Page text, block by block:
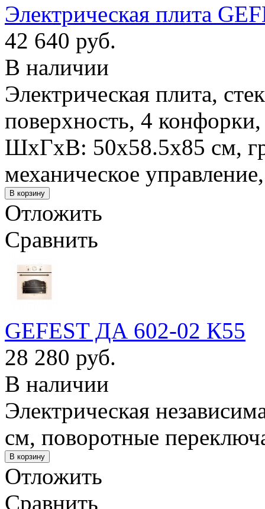
Электрическая плита
42 640 руб.
В наличии
Электрическая плита,
поверхность, 4 конфорки,
ШхГхВ: 50x58.5x85 см,
механическое
Отложить
Сравнить
GEFEST ДА 602-02 К55
28 280 руб.
В наличии
Электрическая
см, поворотные
Отложить
Сравнить